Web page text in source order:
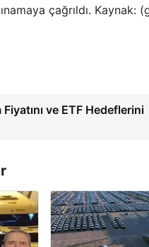
çağrıldı.
ve ETF Hedeflerini